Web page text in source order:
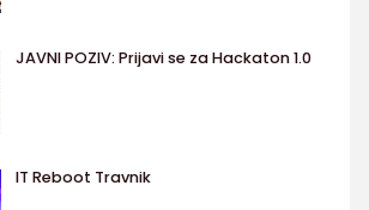
JAVNI POZIV: Prijavi se za Hackaton 1.0
IT Reboot Travnik